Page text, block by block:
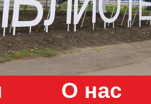
О нас